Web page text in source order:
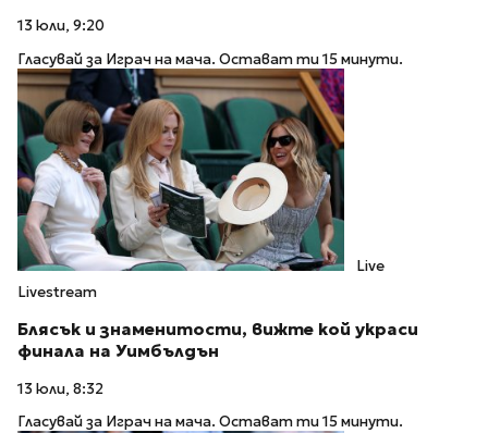
13 юли, 9:20
Гласувай за Играч на мача. Остават ти 15 минути.
Live
Livestream
Блясък и знаменитости, вижте кой украси
финала на Уимбълдън
13 юли, 8:32
Гласувай за Играч на мача. Остават ти 15 минути.